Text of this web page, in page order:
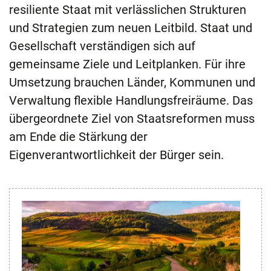
resiliente Staat mit verlässlichen Strukturen
und Strategien zum neuen Leitbild. Staat und
Gesellschaft verständigen sich auf
gemeinsame Ziele und Leitplanken. Für ihre
Umsetzung brauchen Länder, Kommunen und
Verwaltung flexible Handlungsfreiräume. Das
übergeordnete Ziel von Staatsreformen muss
am Ende die Stärkung der
Eigenverantwortlichkeit der Bürger sein.